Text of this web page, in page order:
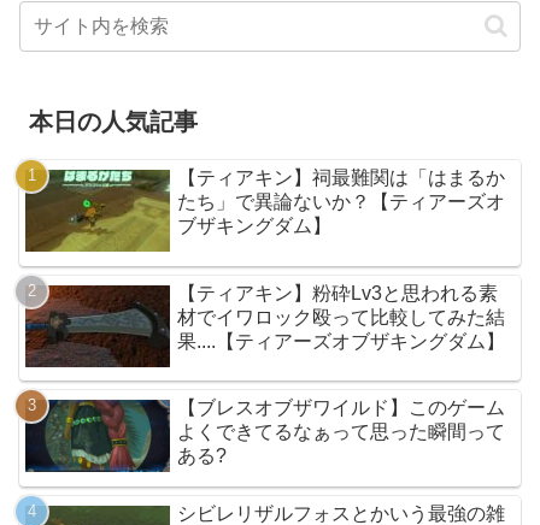
本日の人気記事
【ティアキン】祠最難関は「はまるか
たち」で異論ないか？【ティアーズオ
ブザキングダム】
【ティアキン】粉砕Lv3と思われる素
材でイワロック殴って比較してみた結
果....【ティアーズオブザキングダム】
【ブレスオブザワイルド】このゲーム
よくできてるなぁって思った瞬間って
ある?
シビレリザルフォスとかいう最強の雑